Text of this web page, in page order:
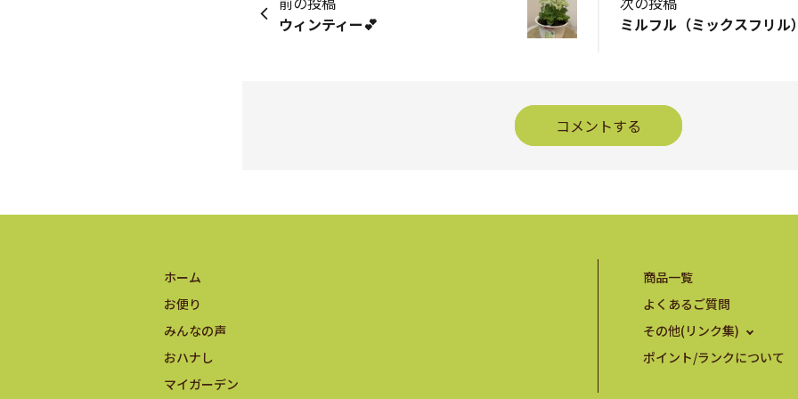
ウィンティー💕
ミルフル（ミックスフリル
コメントする
ホーム
お便り
みんなの声
おハナし
マイガーデン
商品一覧
よくあるご質問
その他(リンク集)
ポイント/ランクについて